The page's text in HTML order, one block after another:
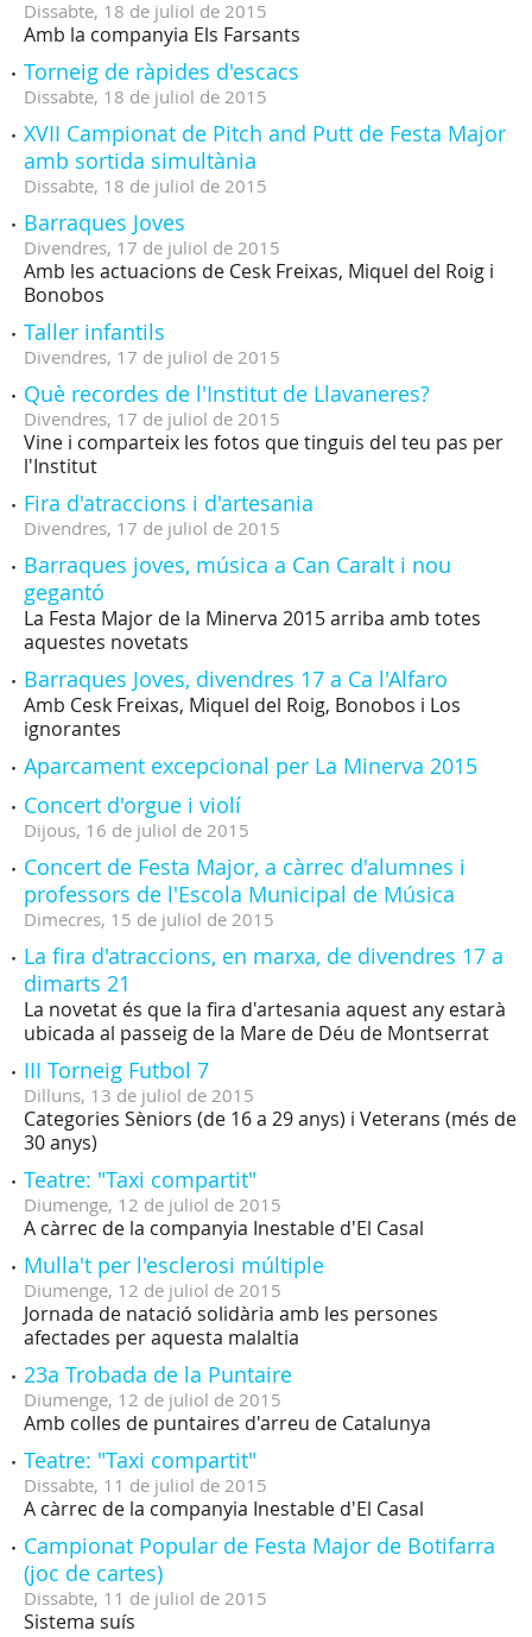
Dissabte, 18 de juliol de 2015
Amb la companyia Els Farsants
Torneig de ràpides d'escacs
Dissabte, 18 de juliol de 2015
XVII Campionat de Pitch and Putt de Festa Major
amb sortida simultània
Dissabte, 18 de juliol de 2015
Barraques Joves
Divendres, 17 de juliol de 2015
Amb les actuacions de Cesk Freixas, Miquel del Roig i
Bonobos
Taller infantils
Divendres, 17 de juliol de 2015
Què recordes de l'Institut de Llavaneres?
Divendres, 17 de juliol de 2015
Vine i comparteix les fotos que tinguis del teu pas per
l'Institut
Fira d'atraccions i d'artesania
Divendres, 17 de juliol de 2015
Barraques joves, música a Can Caralt i nou
gegantó
La Festa Major de la Minerva 2015 arriba amb totes
aquestes novetats
Barraques Joves, divendres 17 a Ca l'Alfaro
Amb Cesk Freixas, Miquel del Roig, Bonobos i Los
ignorantes
Aparcament excepcional per La Minerva 2015
Concert d'orgue i violí
Dijous, 16 de juliol de 2015
Concert de Festa Major, a càrrec d'alumnes i
professors de l'Escola Municipal de Música
Dimecres, 15 de juliol de 2015
La fira d'atraccions, en marxa, de divendres 17 a
dimarts 21
La novetat és que la fira d'artesania aquest any estarà
ubicada al passeig de la Mare de Déu de Montserrat
III Torneig Futbol 7
Dilluns, 13 de juliol de 2015
Categories Sèniors (de 16 a 29 anys) i Veterans (més de
30 anys)
Teatre: "Taxi compartit"
Diumenge, 12 de juliol de 2015
A càrrec de la companyia Inestable d'El Casal
Mulla't per l'esclerosi múltiple
Diumenge, 12 de juliol de 2015
Jornada de natació solidària amb les persones
afectades per aquesta malaltia
23a Trobada de la Puntaire
Diumenge, 12 de juliol de 2015
Amb colles de puntaires d'arreu de Catalunya
Teatre: "Taxi compartit"
Dissabte, 11 de juliol de 2015
A càrrec de la companyia Inestable d'El Casal
Campionat Popular de Festa Major de Botifarra
(joc de cartes)
Dissabte, 11 de juliol de 2015
Sistema suís